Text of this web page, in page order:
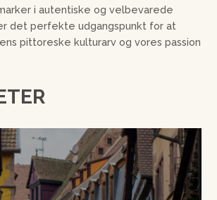
i autentiske og velbevarede
det perfekte udgangspunkt for at
pittoreske kulturarv og vores passion